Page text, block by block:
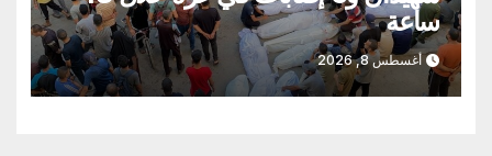
ساعة
أغسطس 8, 2026